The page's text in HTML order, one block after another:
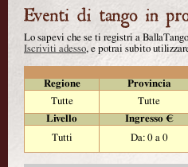
Lo sapevi che se ti registri a
Iscriviti adesso, e potrai subito
Regione
Provincia
Tutte
Tutte
Livello
Ingresso €
Tutti
Da: 0 a 0